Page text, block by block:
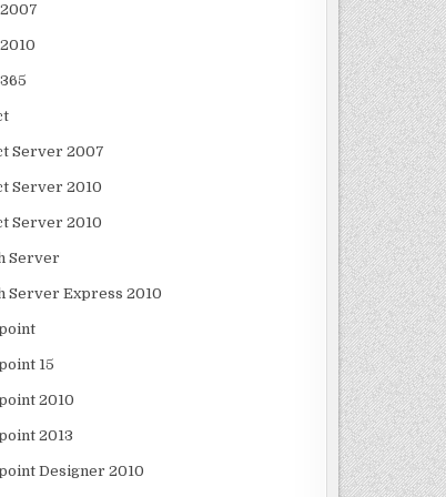
Server 2007
Server 2010
Server 2010
Server
Server Express 2010
15
2010
2013
Designer 2010